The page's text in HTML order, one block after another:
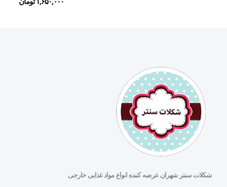
شکلات سنتر شهران عرضه کننده انواع مواد غذایی خارجی